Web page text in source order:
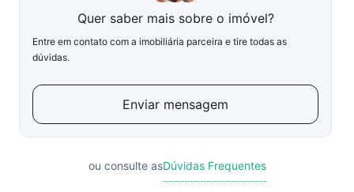
Quer saber mais sobre o imóvel?
Entre em contato com a imobiliária parceira e tire todas as
dúvidas.
Enviar mensagem
ou consulte asDúvidas Frequentes